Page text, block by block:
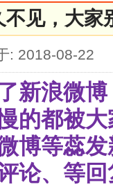
不见，大家
: 2018-08-22
新浪微博
的都被
博等蕊
论、等